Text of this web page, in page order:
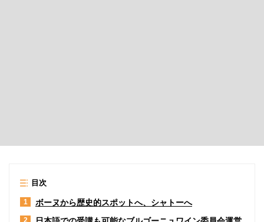
目次
1 ボーヌから歴史的スポットへ、シャトーへ
2